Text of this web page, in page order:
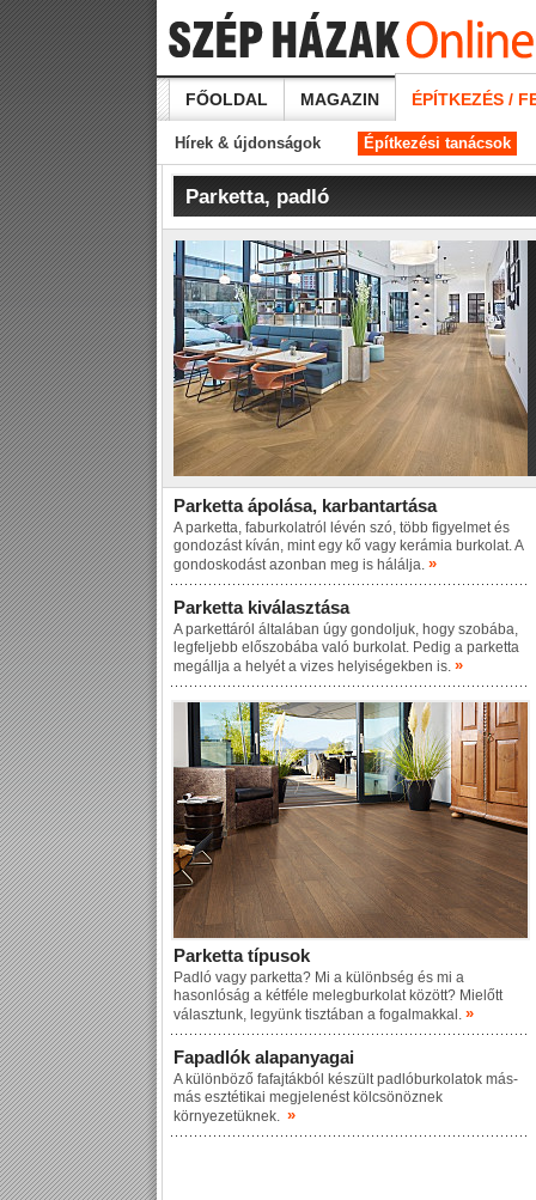
FŐOLDAL MAGAZIN ÉPÍTKEZÉS /
Hírek & újdonságok Építkezési tanácsok
Parketta, padló
Parketta ápolása, karbantartása
A parketta, faburkolatról lévén szó, több figyelmet és
gondozást kíván, mint egy kő vagy kerámia burkolat. A
gondoskodást azonban meg is hálálja. »
Parketta kiválasztása
A parkettáról általában úgy gondoljuk, hogy szobába,
legfeljebb előszobába való burkolat. Pedig a parketta
megállja a helyét a vizes helyiségekben is. »
Parketta típusok
Padló vagy parketta? Mi a különbség és mi a
hasonlóság a kétféle melegburkolat között? Mielőtt
választunk, legyünk tisztában a fogalmakkal. »
Fapadlók alapanyagai
A különböző fafajtákból készült padlóburkolatok más-
más esztétikai megjelenést kölcsönöznek
környezetüknek. »